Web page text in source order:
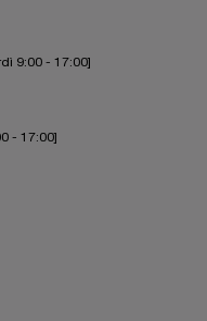
9:00 - 17:00]
- 17:00]